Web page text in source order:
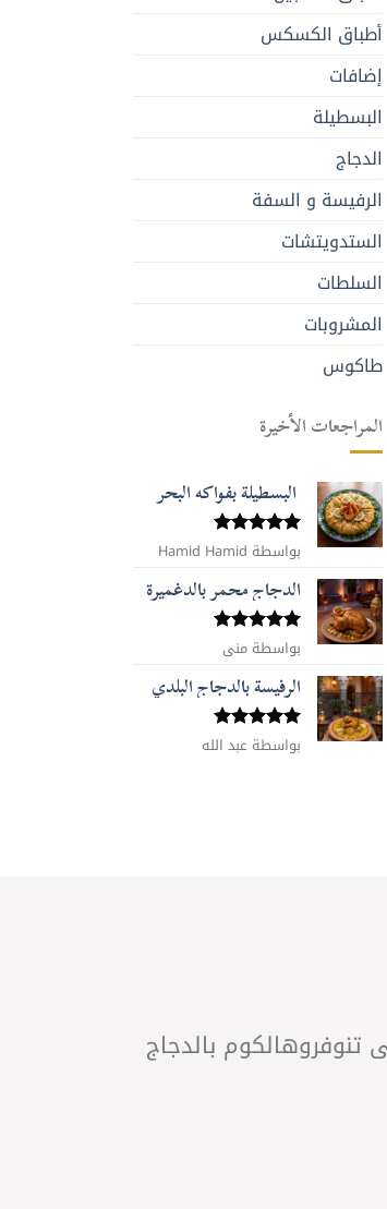
أطباق الكسكس
إضافات
البسطيلة
الدجاج
الرفيسة و السفة
الستدويتشات
السلطات
المشروبات
طاكوس
المراجعات الأخيرة
البسطيلة بفواكه البحر
تم التقييم
5من 5
بواسطة Hamid Hamid
الدجاج محمر بالدغميرة
تم التقييم
5من 5
بواسطة منى
الرفيسة بالدجاج البلدي
تم التقييم
5من 5
بواسطة عبد الله
تنوفروهالكوم بالدجاج